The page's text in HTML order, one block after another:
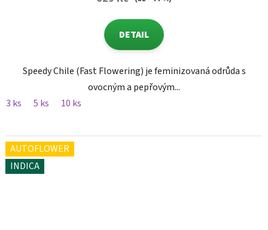
DETAIL
Speedy Chile (Fast Flowering) je feminizovaná odrůda s
ovocným a pepřovým...
3 ks
5 ks 10 ks
AUTOFLOWER
INDICA